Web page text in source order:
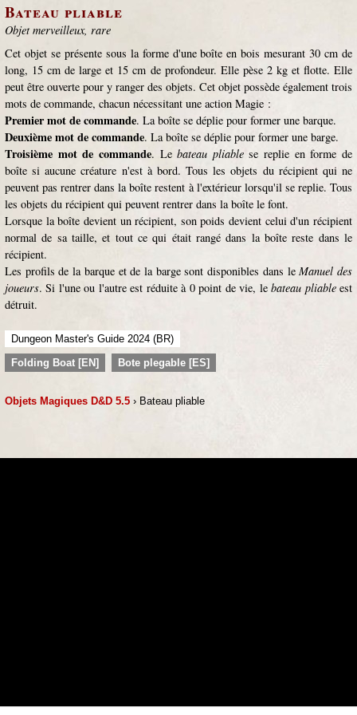
Bateau pliable
Objet merveilleux, rare
Cet objet se présente sous la forme d'une boîte en bois mesurant 30 cm de
long, 15 cm de large et 15 cm de profondeur. Elle pèse 2 kg et flotte. Elle
peut être ouverte pour y ranger des objets. Cet objet possède également trois
mots de commande, chacun nécessitant une action Magie :
Premier mot de commande. La boîte se déplie pour former une barque.
Deuxième mot de commande. La boîte se déplie pour former une barge.
Troisième mot de commande. Lebateau pliablese replie en forme de
boîte si aucune créature n'est à bord. Tous les objets du récipient qui ne
peuvent pas rentrer dans la boîte restent à l'extérieur lorsqu'il se replie. Tous
les objets du récipient qui peuvent rentrer dans la boîte le font.
Lorsque la boîte devient un récipient, son poids devient celui d'un récipient
normal de sa taille, et tout ce qui était rangé dans la boîte reste dans le
récipient.
Les profils de la barque et de la barge sont disponibles dans leManuel des
joueurs. Si l'une ou l'autre est réduite à 0 point de vie, lebateau pliableest
détruit.
Dungeon Master's Guide 2024 (BR)
Folding Boat [EN]
Bote plegable [ES]
Objets Magiques D&D 5.5 › Bateau pliable